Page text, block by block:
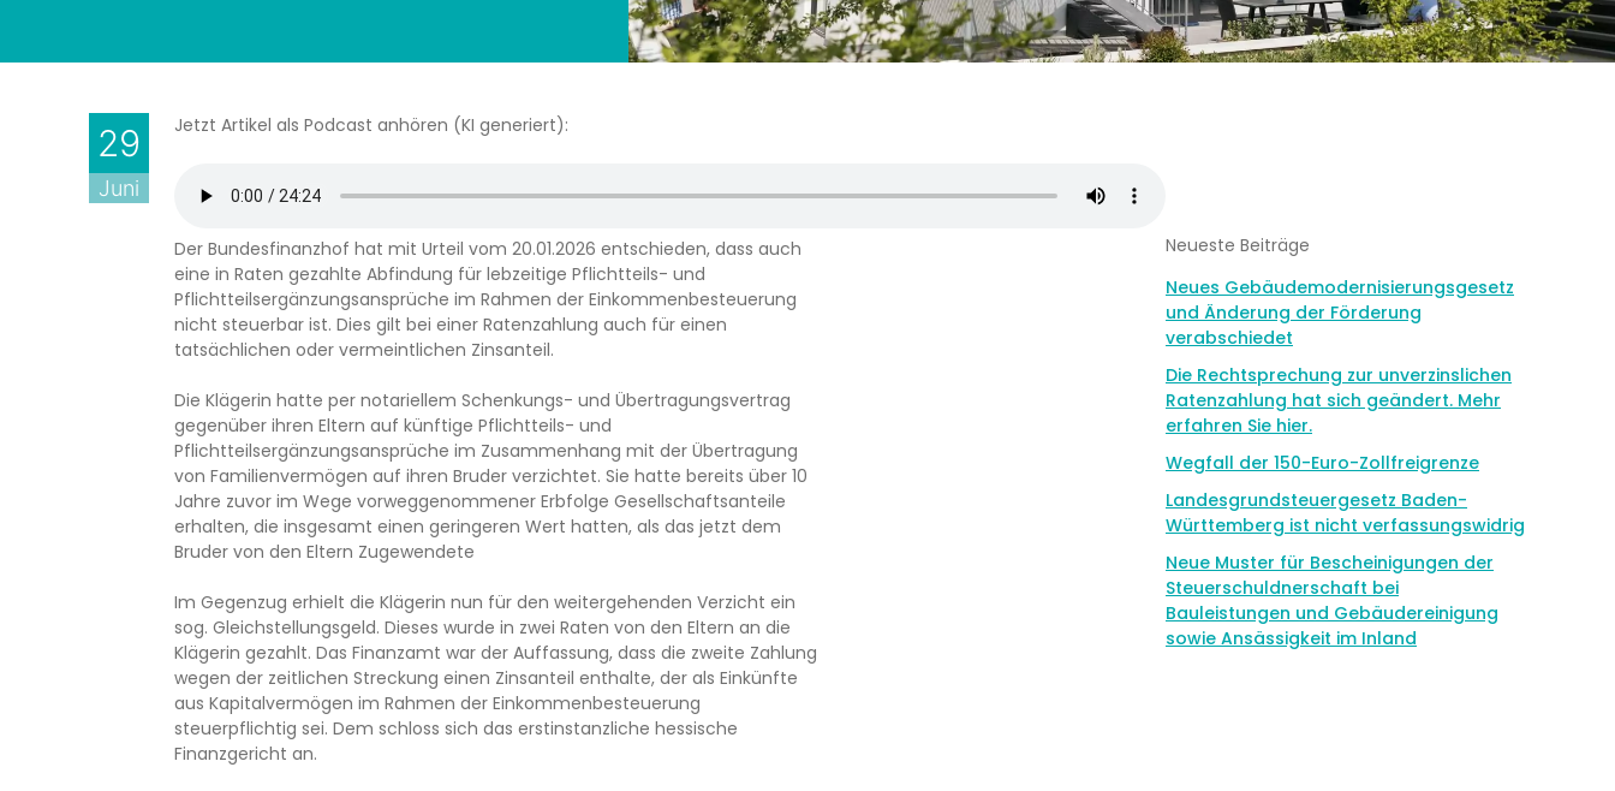
29
Juni
Jetzt Artikel als Podcast anhören (KI generiert):
Der Bundesfinanzhof hat mit Urteil vom 20.01.2026 entschieden, dass auch
eine in Raten gezahlte Abfindung für lebzeitige Pflichtteils- und
Pflichtteilsergänzungsansprüche im Rahmen der Einkommenbesteuerung
nicht steuerbar ist. Dies gilt bei einer Ratenzahlung auch für einen
tatsächlichen oder vermeintlichen Zinsanteil.
Die Klägerin hatte per notariellem Schenkungs- und Übertragungsvertrag
gegenüber ihren Eltern auf künftige Pflichtteils- und
Pflichtteilsergänzungsansprüche im Zusammenhang mit der Übertragung
von Familienvermögen auf ihren Bruder verzichtet. Sie hatte bereits über 10
Jahre zuvor im Wege vorweggenommener Erbfolge Gesellschaftsanteile
erhalten, die insgesamt einen geringeren Wert hatten, als das jetzt dem
Bruder von den Eltern Zugewendete
Im Gegenzug erhielt die Klägerin nun für den weitergehenden Verzicht ein
sog. Gleichstellungsgeld. Dieses wurde in zwei Raten von den Eltern an die
Klägerin gezahlt. Das Finanzamt war der Auffassung, dass die zweite Zahlung
wegen der zeitlichen Streckung einen Zinsanteil enthalte, der als Einkünfte
aus Kapitalvermögen im Rahmen der Einkommenbesteuerung
steuerpflichtig sei. Dem schloss sich das erstinstanzliche hessische
Finanzgericht an.
Neueste Beiträge
Neues Gebäudemodernisierungsgesetz
und Änderung der Förderung
verabschiedet
Die Rechtsprechung zur unverzinslichen
Ratenzahlung hat sich geändert. Mehr
erfahren Sie hier.
Wegfall der 150-Euro-Zollfreigrenze
Landesgrundsteuergesetz Baden-
Württemberg ist nicht verfassungswidrig
Neue Muster für Bescheinigungen der
Steuerschuldnerschaft bei
Bauleistungen und Gebäudereinigung
sowie Ansässigkeit im Inland